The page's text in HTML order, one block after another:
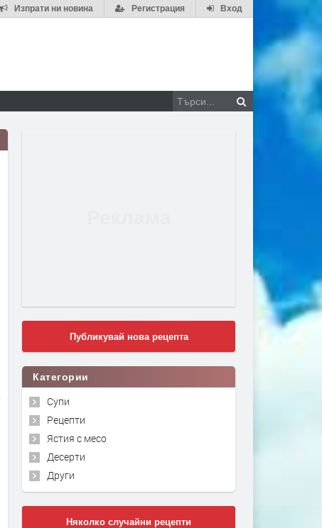
Вход
Регистрация
Изпрати ни новина
Публикувай нова рецепта
Категории
Супи
Рецепти
Ястия с месо
Десерти
Други
Няколко случайни рецепти